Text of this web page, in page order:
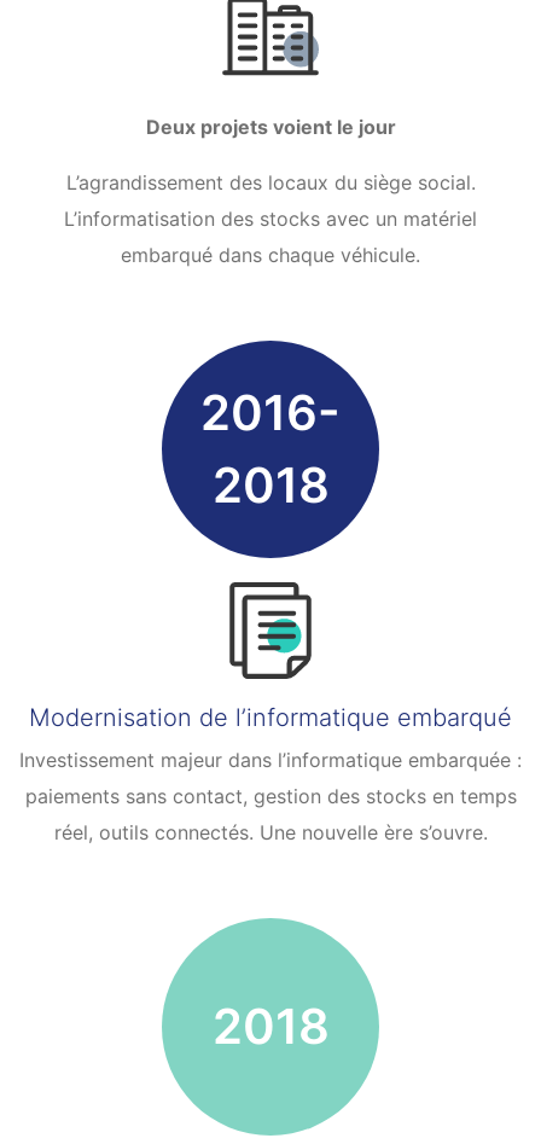
Deux projets voient le jour
L’agrandissement des locaux du siège social.
L’informatisation des stocks avec un matériel
embarqué dans chaque véhicule.
2016-
2018
Modernisation de l’informatique embarqué
Investissement majeur dans l’informatique embarquée :
paiements sans contact, gestion des stocks en temps
réel, outils connectés. Une nouvelle ère s’ouvre.
2018